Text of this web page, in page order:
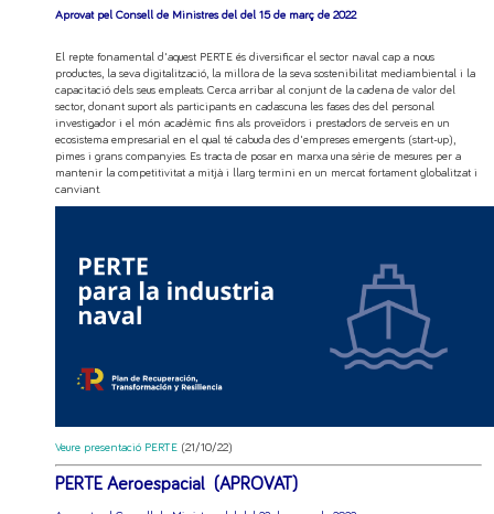
Aprovat pel Consell de Ministres del del 15 de març de 2022
El repte fonamental d'aquest PERTE és diversificar el sector naval cap a nous
productes, la seva digitalització, la millora de la seva sostenibilitat mediambiental i la
capacitació dels seus empleats. Cerca arribar al conjunt de la cadena de valor del
sector, donant suport als participants en cadascuna les fases des del personal
investigador i el món acadèmic fins als proveïdors i prestadors de serveis en un
ecosistema empresarial en el qual té cabuda des d'empreses emergents (start-up),
pimes i grans companyies. Es tracta de posar en marxa una sèrie de mesures per a
mantenir la competitivitat a mitjà i llarg termini en un mercat fortament globalitzat i
canviant.
Veure presentació PERTE (21/10/22)
PERTE Aeroespacial (APROVAT)